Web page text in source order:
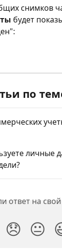
снимков
будет
по
личные
ответ на
😞 😐